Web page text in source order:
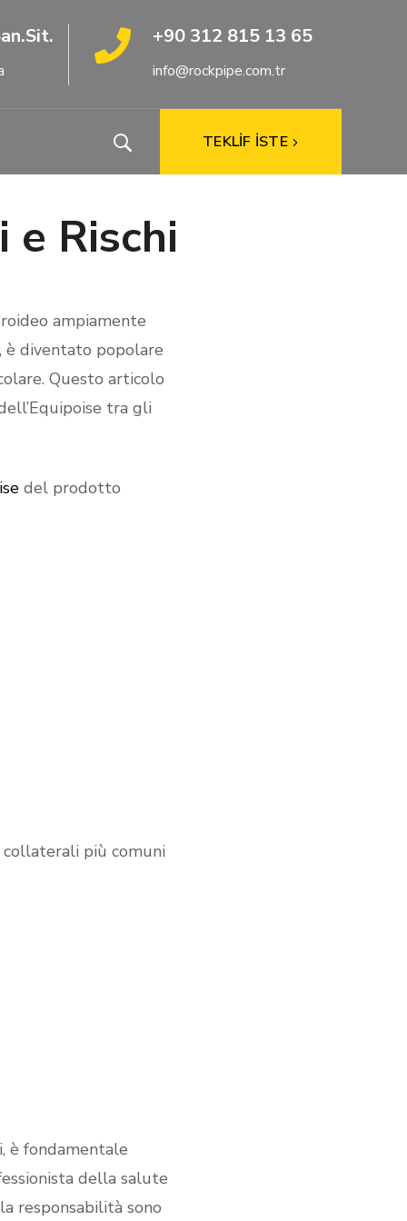
+90 312 815 13 65
info@rockpipe.com.tr
TEKLİF İSTE
Rischi
ampiamente
diventato popolare
Questo articolo
tra gli
del prodotto
collaterali più comuni
è fondamentale
della salute
responsabilità sono